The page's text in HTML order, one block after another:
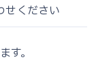
せください
す。